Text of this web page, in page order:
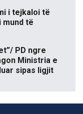
i tejkaloi të
të
PD ngre
Ministria e
sipas ligjit